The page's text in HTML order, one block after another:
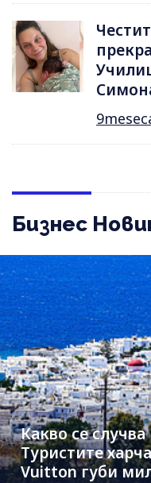
Бизнес
Какво се
Туристите
Vuitton губи